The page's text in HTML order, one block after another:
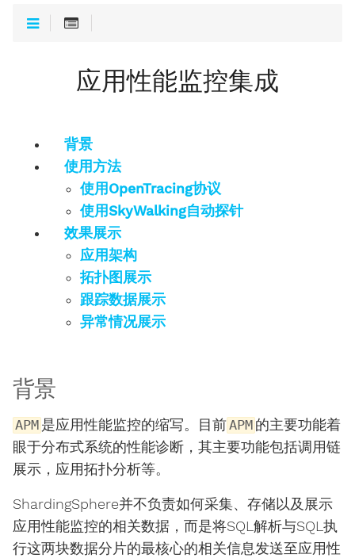
应用性能监控集成
背景
使用方法
使用OpenTracing协议
使用SkyWalking自动探针
效果展示
应用架构
拓扑图展示
跟踪数据展示
异常情况展示
背景
APM 是应用性能监控的缩写。目前APM 的主要功能着
眼于分布式系统的性能诊断，其主要功能包括调用链
展示，应用拓扑分析等。
ShardingSphere并不负责如何采集、存储以及展示
应用性能监控的相关数据，而是将SQL解析与SQL执
行这两块数据分片的最核心的相关信息发送至应用性